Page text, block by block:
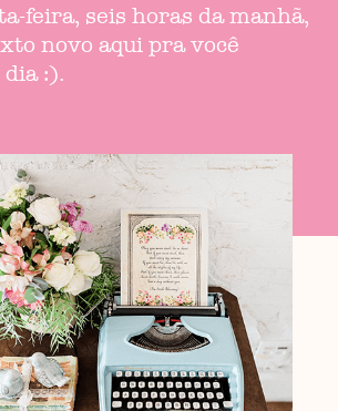
feira, seis horas da manhã,
novo aqui pra você
dia :).